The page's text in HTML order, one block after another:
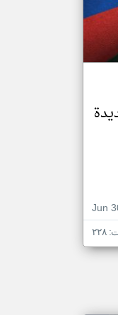
الدولة
على مدار الساعة
العاجلة والمباشرة
Jun